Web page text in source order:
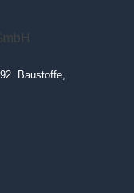
Baustoffe,